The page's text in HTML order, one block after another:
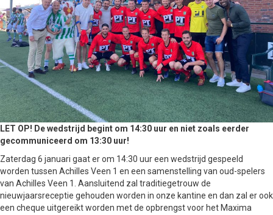
LET OP! De wedstrijd begint om 14:30 uur en niet zoals eerder
gecommuniceerd om 13:30 uur!
Zaterdag 6 januari gaat er om 14:30 uur een wedstrijd gespeeld
worden tussen Achilles Veen 1 en een samenstelling van oud-spelers
van Achilles Veen 1. Aansluitend zal traditiegetrouw de
nieuwjaarsreceptie gehouden worden in onze kantine en dan zal er ook
een cheque uitgereikt worden met de opbrengst voor het Maxima